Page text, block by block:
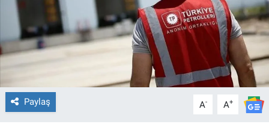
Paylaş A- A+
SAĞLIK
SPOR